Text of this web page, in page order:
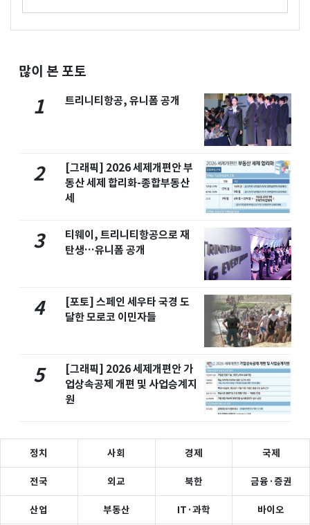
많이 본 포토
1 트리니티항공, 유니폼 공개
2
[그래픽] 2026 세제개편안 부
동산 세제 합리화-종합부동산
세
3
티웨이, 트리니티항공으로 재
탄생…유니폼 공개
4
[포토] 스페인 세우타 국경 도
달한 모로코 이민자들
5
[그래픽] 2026 세제개편안 가
업상속공제 개편 및 사업승계지
원
정치 사회 경제 국제
전국 외교 북한 금융·증권
산업 부동산 IT·과학 바이오